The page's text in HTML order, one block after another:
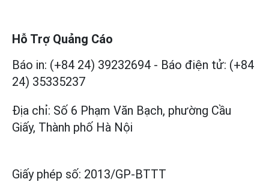
Hỗ Trợ Quảng Cáo
Báo in: (+84 24) 39232694 - Báo điện tử: (+84
24) 35335237
Địa chỉ: Số 6 Phạm Văn Bạch, phường Cầu
Giấy, Thành phố Hà Nội
Giấy phép số: 2013/GP-BTTT